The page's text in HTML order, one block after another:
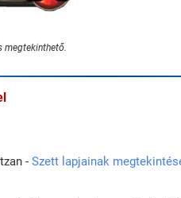
megtekinthető.
- Szett lapjainak